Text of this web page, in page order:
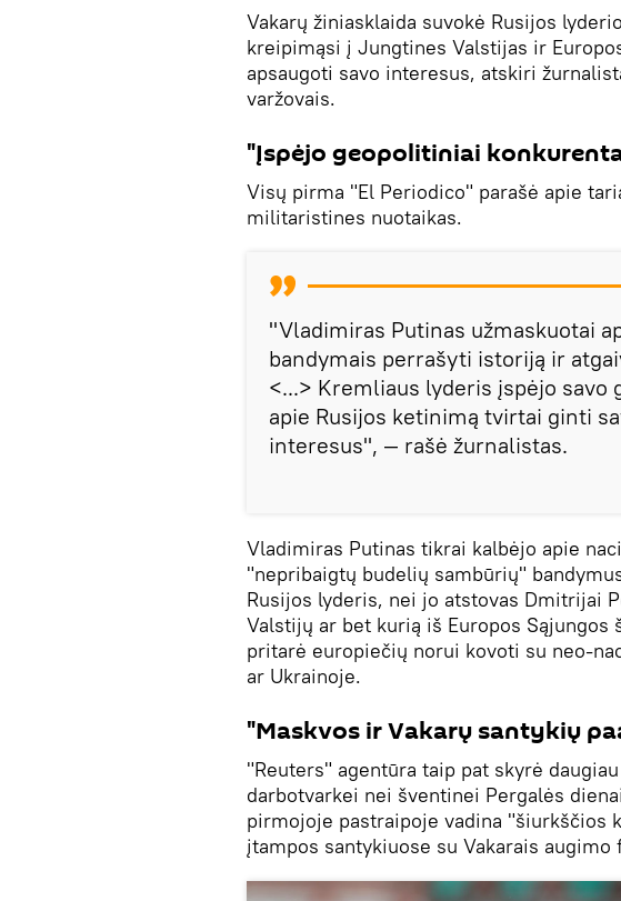
Vakarų žiniasklaida suvokė Rusijos
kreipimąsi į Jungtines Valstijas ir
apsaugoti savo interesus, atskiri
varžovais.
"Įspėjo geopolitiniai
Visų pirma "El Periodico" parašė apie
militaristines nuotaikas.
"Vladimiras Putinas užmaskuotai
bandymais perrašyti istoriją ir
<...> Kremliaus lyderis įspėjo
apie Rusijos ketinimą tvirtai ginti
interesus", — rašė žurnalistas.
Vladimiras Putinas tikrai kalbėjo apie
"nepribaigtų budelių sambūrių"
Rusijos lyderis, nei jo atstovas Dmitrijai
Valstijų ar bet kurią iš Europos Sąjungos
pritarė europiečių norui kovoti su neo-
ar Ukrainoje.
"Maskvos ir Vakarų santykių
"Reuters" agentūra taip pat skyrė
darbotvarkei nei šventinei Pergalės
pirmojoje pastraipoje vadina "šiurkščios
įtampos santykiuose su Vakarais augimo